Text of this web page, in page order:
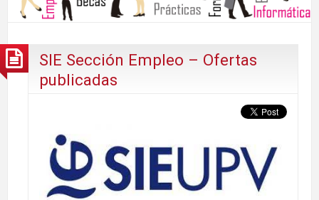
SIE Sección Empleo – Ofertas
publicadas